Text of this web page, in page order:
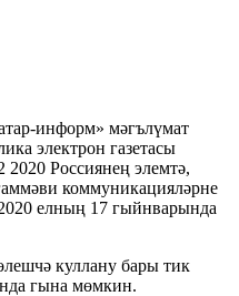
информ» мәгълүмат
электрон газетасы
Россиянең элемтә,
коммуникацияләрне
елның 17 гыйнварында
куллану бары тик
гына мөмкин.